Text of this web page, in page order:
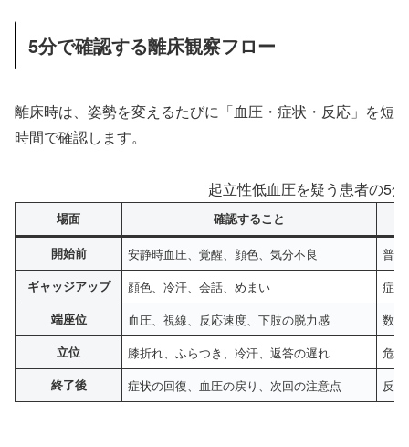
5分で確認する離床観察フロー
離床時は、姿勢を変えるたびに「血圧・症状・反応」を短
時間で確認します。
起立性低血圧を疑う患者の5
場面 確認すること
開始前 安静時血圧、覚醒、顔色、気分不良 普
ギャッジアップ 顔色、冷汗、会話、めまい 症
端座位 血圧、視線、反応速度、下肢の脱力感 数
立位 膝折れ、ふらつき、冷汗、返答の遅れ 危
終了後 症状の回復、血圧の戻り、次回の注意点 反